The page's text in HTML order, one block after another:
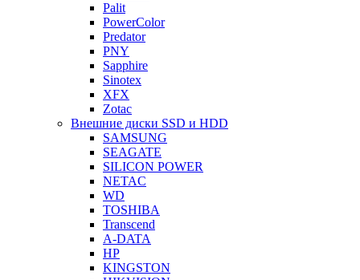
Palit
PowerColor
Predator
PNY
Sapphire
Sinotex
XFX
Zotac
Внешние диски SSD и HDD
SAMSUNG
SEAGATE
SILICON POWER
NETAC
WD
TOSHIBA
Transcend
A-DATA
HP
KINGSTON